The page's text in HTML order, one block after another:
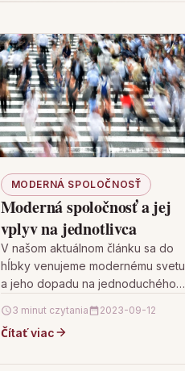
MODERNÁ SPOLOČNOSŤ
Moderná spoločnosť a jej
vplyv na jednotlivca
V našom aktuálnom článku sa do
hĺbky venujeme modernému svetu
a jeho dopadu na jednoduchého
modernej spoločnosti, akými sú
rýchle tempo…
3 minut czytania 2023-09-12
Čítať viac